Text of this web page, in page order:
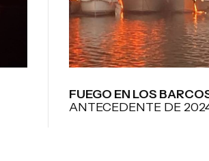
FUEGO EN LOS
ANTECEDENTE DE